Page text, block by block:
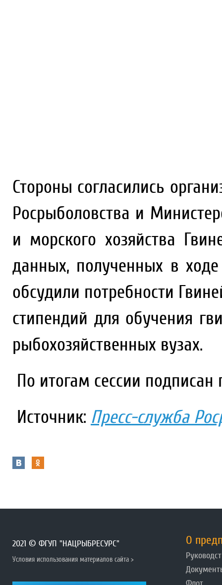
Стороны согласились
Росрыболовства и
и морского хозяйства
данных, полученных в
обсудили потребности
стипендий для обучения
рыбохозяйственных вузах.
По итогам сессии подписан
Источник: Пресс-служба
2021 © ФГУП "НАЦРЫБРЕСУРС"
Условия использования материалов сайта >
О